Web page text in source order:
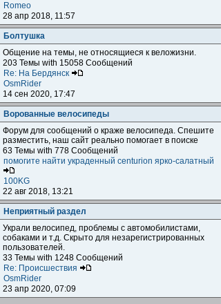
Romeo
28 апр 2018, 11:57
Болтушка
Общение на темы, не относящиеся к веложизни.
203 Темы with 15058 Сообщений
Re: На Бердянск
OsmRider
14 сен 2020, 17:47
Ворованные велосипеды
Форум для сообщений о краже велосипеда. Спешите
разместить, наш сайт реально помогает в поиске
63 Темы with 778 Сообщений
помогите найти украденный centurion ярко-салатный
100KG
22 авг 2018, 13:21
Неприятный раздел
Украли велосипед, проблемы с автомобилистами,
собаками и т.д. Скрыто для незарегистрированных
пользователей.
33 Темы with 1248 Сообщений
Re: Происшествия
OsmRider
23 апр 2020, 07:09